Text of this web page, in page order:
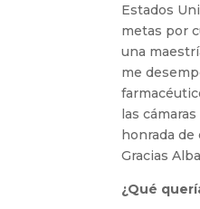
Estados
metas por
una
me
las
honrada de
Gracias
¿Qué